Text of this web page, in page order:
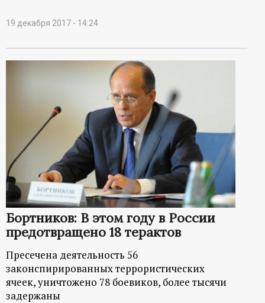
19 декабря 2017 - 14:24
Бортников: В этом году в России
предотвращено 18 терактов
Пресечена деятельность 56
законспирированных террористических
ячеек, уничтожено 78 боевиков, более тысячи
задержаны